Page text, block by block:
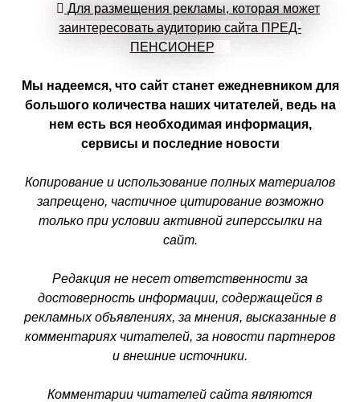
Для размещения рекламы, которая может
заинтересовать аудиторию сайта ПРЕД-
ПЕНСИОНЕР
Мы надеемся, что сайт станет ежедневником для
большого количества наших читателей, ведь на
нем есть вся необходимая информация,
сервисы и последние новости
Копирование и использование полных материалов
запрещено, частичное цитирование возможно
только при условии активной гиперссылки на
сайт.
Редакция не несет ответственности за
достоверность информации, содержащейся в
рекламных объявлениях, за мнения, высказанные в
комментариях читателей, за новости партнеров
и внешние источники.
Комментарии читателей сайта являются